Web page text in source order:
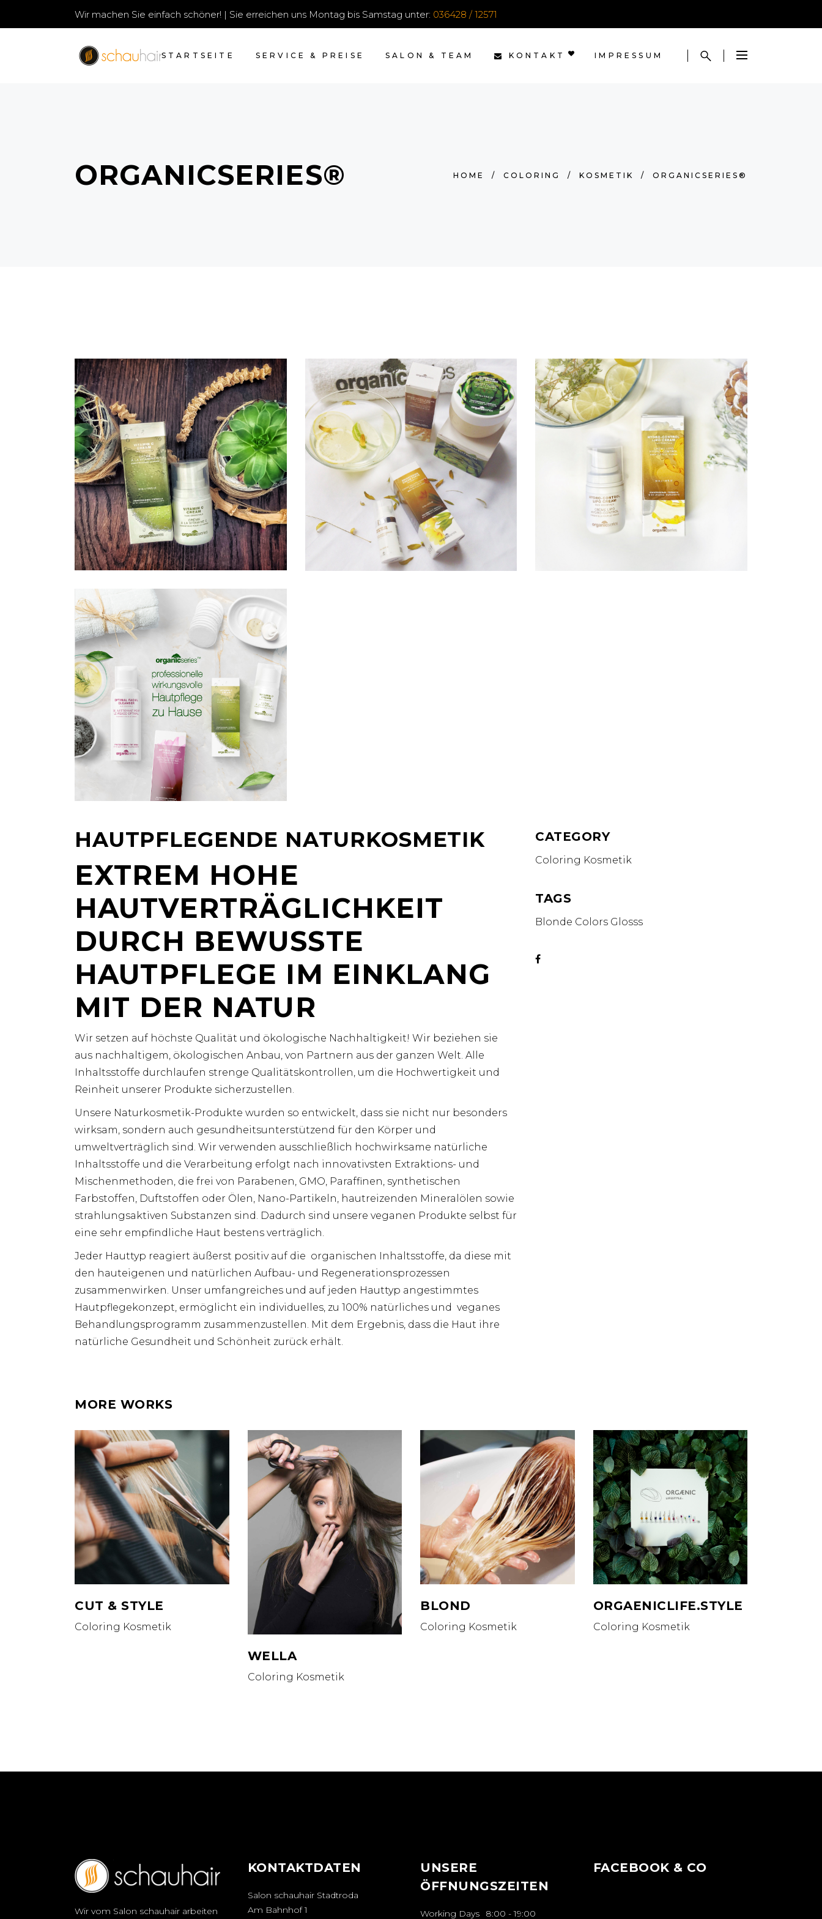
Wir machen Sie einfach schöner! | Sie erreichen uns Montag bis Samstag unter: 036428 / 12571
STARTSEITE SERVICE & PREISE SALON & TEAM KONTAKT IMPRESSUM
ORGANICSERIES® HOME / COLORING / KOSMETIK / ORGANICSERIES®
HAUTPFLEGENDE NATURKOSMETIK
EXTREM HOHE
HAUTVERTRÄGLICHKEIT
DURCH BEWUSSTE
HAUTPFLEGE IM EINKLANG
MIT DER NATUR
Wir setzen auf höchste Qualität und ökologische Nachhaltigkeit! Wir beziehen sie
aus nachhaltigem, ökologischen Anbau, von Partnern aus der ganzen Welt. Alle
Inhaltsstoffe durchlaufen strenge Qualitätskontrollen, um die Hochwertigkeit und
Reinheit unserer Produkte sicherzustellen.
Unsere Naturkosmetik-Produkte wurden so entwickelt, dass sie nicht nur besonders
wirksam, sondern auch gesundheitsunterstützend für den Körper und
umweltverträglich sind. Wir verwenden ausschließlich hochwirksame natürliche
Inhaltsstoffe und die Verarbeitung erfolgt nach innovativsten Extraktions- und
Mischenmethoden, die frei von Parabenen, GMO, Paraffinen, synthetischen
Farbstoffen, Duftstoffen oder Ölen, Nano-Partikeln, hautreizenden Mineralölen sowie
strahlungsaktiven Substanzen sind. Dadurch sind unsere veganen Produkte selbst für
eine sehr empfindliche Haut bestens verträglich.
Jeder Hauttyp reagiert äußerst positiv auf die organischen Inhaltsstoffe, da diese mit
den hauteigenen und natürlichen Aufbau- und Regenerationsprozessen
zusammenwirken. Unser umfangreiches und auf jeden Hauttyp angestimmtes
Hautpflegekonzept, ermöglicht ein individuelles, zu 100% natürliches und veganes
Behandlungsprogramm zusammenzustellen. Mit dem Ergebnis, dass die Haut ihre
natürliche Gesundheit und Schönheit zurück erhält.
CATEGORY
Coloring Kosmetik
TAGS
Blonde Colors Glosss
MORE WORKS
CUT & STYLE
Coloring Kosmetik
WELLA
Coloring Kosmetik
BLOND
Coloring Kosmetik
ORGAENICLIFE.STYLE
Coloring Kosmetik
Wir vom Salon schauhair arbeiten
KONTAKTDATEN
Salon schauhair Stadtroda
Am Bahnhof 1
UNSERE
ÖFFNUNGSZEITEN
Working Days 8:00 - 19:00
FACEBOOK & CO